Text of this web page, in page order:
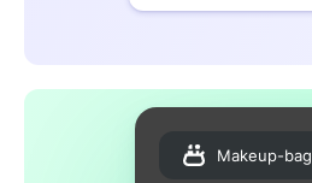
Makeup-bag